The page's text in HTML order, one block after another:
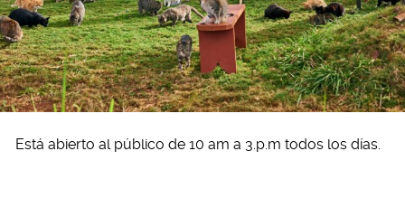
Está abierto al público de 10 am a 3.p.m todos los días.